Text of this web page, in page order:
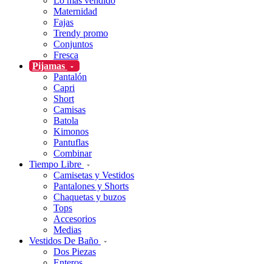
Maternidad
Fajas
Trendy promo
Conjuntos
Fresca
Pijamas
Pantalón
Capri
Short
Camisas
Batola
Kimonos
Pantuflas
Combinar
Tiempo Libre
Camisetas y Vestidos
Pantalones y Shorts
Chaquetas y buzos
Tops
Accesorios
Medias
Vestidos De Baño
Dos Piezas